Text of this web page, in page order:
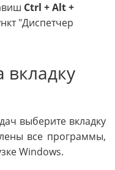
Ctrl + Alt +
"Диспетчер
выберите вкладку
все программы,
Windows.